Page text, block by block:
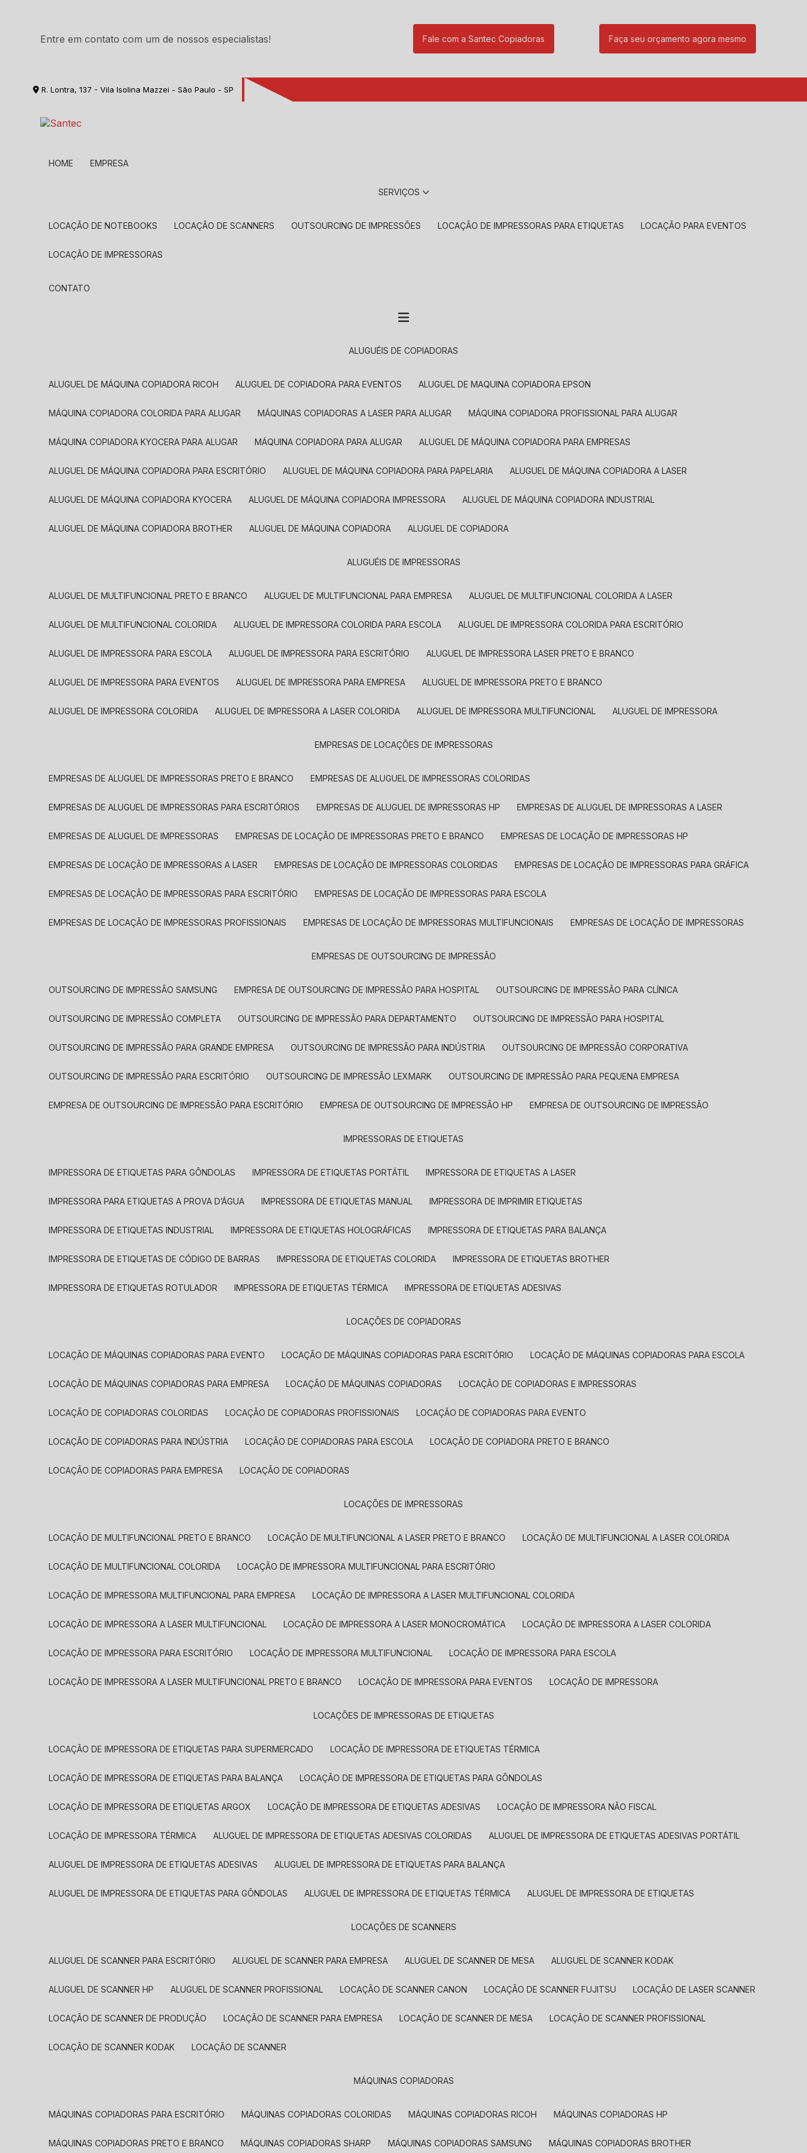
Entre em contato com um de nossos especialistas! Fale com a Santec Copiadoras Faça seu orçamento agora mesmo
R. Lontra, 137 - Vila Isolina Mazzei - São Paulo - SP
HOME EMPRESA
SERVIÇOS
LOCAÇÃO DE NOTEBOOKS LOCAÇÃO DE SCANNERS OUTSOURCING DE IMPRESSÕES LOCAÇÃO DE IMPRESSORAS PARA ETIQUETAS LOCAÇÃO PARA EVENTOS
LOCAÇÃO DE IMPRESSORAS
CONTATO
ALUGUÉIS DE COPIADORAS
ALUGUEL DE MÁQUINA COPIADORA RICOH ALUGUEL DE COPIADORA PARA EVENTOS ALUGUEL DE MAQUINA COPIADORA EPSON
MÁQUINA COPIADORA COLORIDA PARA ALUGAR MÁQUINAS COPIADORAS A LASER PARA ALUGAR MÁQUINA COPIADORA PROFISSIONAL PARA ALUGAR
MÁQUINA COPIADORA KYOCERA PARA ALUGAR MÁQUINA COPIADORA PARA ALUGAR ALUGUEL DE MÁQUINA COPIADORA PARA EMPRESAS
ALUGUEL DE MÁQUINA COPIADORA PARA ESCRITÓRIO ALUGUEL DE MÁQUINA COPIADORA PARA PAPELARIA ALUGUEL DE MÁQUINA COPIADORA A LASER
ALUGUEL DE MÁQUINA COPIADORA KYOCERA ALUGUEL DE MÁQUINA COPIADORA IMPRESSORA ALUGUEL DE MÁQUINA COPIADORA INDUSTRIAL
ALUGUEL DE MÁQUINA COPIADORA BROTHER ALUGUEL DE MÁQUINA COPIADORA ALUGUEL DE COPIADORA
ALUGUÉIS DE IMPRESSORAS
ALUGUEL DE MULTIFUNCIONAL PRETO E BRANCO ALUGUEL DE MULTIFUNCIONAL PARA EMPRESA ALUGUEL DE MULTIFUNCIONAL COLORIDA A LASER
ALUGUEL DE MULTIFUNCIONAL COLORIDA ALUGUEL DE IMPRESSORA COLORIDA PARA ESCOLA ALUGUEL DE IMPRESSORA COLORIDA PARA ESCRITÓRIO
ALUGUEL DE IMPRESSORA PARA ESCOLA ALUGUEL DE IMPRESSORA PARA ESCRITÓRIO ALUGUEL DE IMPRESSORA LASER PRETO E BRANCO
ALUGUEL DE IMPRESSORA PARA EVENTOS ALUGUEL DE IMPRESSORA PARA EMPRESA ALUGUEL DE IMPRESSORA PRETO E BRANCO
ALUGUEL DE IMPRESSORA COLORIDA ALUGUEL DE IMPRESSORA A LASER COLORIDA ALUGUEL DE IMPRESSORA MULTIFUNCIONAL ALUGUEL DE IMPRESSORA
EMPRESAS DE LOCAÇÕES DE IMPRESSORAS
EMPRESAS DE ALUGUEL DE IMPRESSORAS PRETO E BRANCO EMPRESAS DE ALUGUEL DE IMPRESSORAS COLORIDAS
EMPRESAS DE ALUGUEL DE IMPRESSORAS PARA ESCRITÓRIOS EMPRESAS DE ALUGUEL DE IMPRESSORAS HP EMPRESAS DE ALUGUEL DE IMPRESSORAS A LASER
EMPRESAS DE ALUGUEL DE IMPRESSORAS EMPRESAS DE LOCAÇÃO DE IMPRESSORAS PRETO E BRANCO EMPRESAS DE LOCAÇÃO DE IMPRESSORAS HP
EMPRESAS DE LOCAÇÃO DE IMPRESSORAS A LASER EMPRESAS DE LOCAÇÃO DE IMPRESSORAS COLORIDAS EMPRESAS DE LOCAÇÃO DE IMPRESSORAS PARA GRÁFICA
EMPRESAS DE LOCAÇÃO DE IMPRESSORAS PARA ESCRITÓRIO EMPRESAS DE LOCAÇÃO DE IMPRESSORAS PARA ESCOLA
EMPRESAS DE LOCAÇÃO DE IMPRESSORAS PROFISSIONAIS EMPRESAS DE LOCAÇÃO DE IMPRESSORAS MULTIFUNCIONAIS EMPRESAS DE LOCAÇÃO DE IMPRESSORAS
EMPRESAS DE OUTSOURCING DE IMPRESSÃO
OUTSOURCING DE IMPRESSÃO SAMSUNG EMPRESA DE OUTSOURCING DE IMPRESSÃO PARA HOSPITAL OUTSOURCING DE IMPRESSÃO PARA CLÍNICA
OUTSOURCING DE IMPRESSÃO COMPLETA OUTSOURCING DE IMPRESSÃO PARA DEPARTAMENTO OUTSOURCING DE IMPRESSÃO PARA HOSPITAL
OUTSOURCING DE IMPRESSÃO PARA GRANDE EMPRESA OUTSOURCING DE IMPRESSÃO PARA INDÚSTRIA OUTSOURCING DE IMPRESSÃO CORPORATIVA
OUTSOURCING DE IMPRESSÃO PARA ESCRITÓRIO OUTSOURCING DE IMPRESSÃO LEXMARK OUTSOURCING DE IMPRESSÃO PARA PEQUENA EMPRESA
EMPRESA DE OUTSOURCING DE IMPRESSÃO PARA ESCRITÓRIO EMPRESA DE OUTSOURCING DE IMPRESSÃO HP EMPRESA DE OUTSOURCING DE IMPRESSÃO
IMPRESSORAS DE ETIQUETAS
IMPRESSORA DE ETIQUETAS PARA GÔNDOLAS IMPRESSORA DE ETIQUETAS PORTÁTIL IMPRESSORA DE ETIQUETAS A LASER
IMPRESSORA PARA ETIQUETAS A PROVA D’ÁGUA IMPRESSORA DE ETIQUETAS MANUAL IMPRESSORA DE IMPRIMIR ETIQUETAS
IMPRESSORA DE ETIQUETAS INDUSTRIAL IMPRESSORA DE ETIQUETAS HOLOGRÁFICAS IMPRESSORA DE ETIQUETAS PARA BALANÇA
IMPRESSORA DE ETIQUETAS DE CÓDIGO DE BARRAS IMPRESSORA DE ETIQUETAS COLORIDA IMPRESSORA DE ETIQUETAS BROTHER
IMPRESSORA DE ETIQUETAS ROTULADOR IMPRESSORA DE ETIQUETAS TÉRMICA IMPRESSORA DE ETIQUETAS ADESIVAS
LOCAÇÕES DE COPIADORAS
LOCAÇÃO DE MÁQUINAS COPIADORAS PARA EVENTO LOCAÇÃO DE MÁQUINAS COPIADORAS PARA ESCRITÓRIO LOCAÇÃO DE MÁQUINAS COPIADORAS PARA ESCOLA
LOCAÇÃO DE MÁQUINAS COPIADORAS PARA EMPRESA LOCAÇÃO DE MÁQUINAS COPIADORAS LOCAÇÃO DE COPIADORAS E IMPRESSORAS
LOCAÇÃO DE COPIADORAS COLORIDAS LOCAÇÃO DE COPIADORAS PROFISSIONAIS LOCAÇÃO DE COPIADORAS PARA EVENTO
LOCAÇÃO DE COPIADORAS PARA INDÚSTRIA LOCAÇÃO DE COPIADORAS PARA ESCOLA LOCAÇÃO DE COPIADORA PRETO E BRANCO
LOCAÇÃO DE COPIADORAS PARA EMPRESA LOCAÇÃO DE COPIADORAS
LOCAÇÕES DE IMPRESSORAS
LOCAÇÃO DE MULTIFUNCIONAL PRETO E BRANCO LOCAÇÃO DE MULTIFUNCIONAL A LASER PRETO E BRANCO LOCAÇÃO DE MULTIFUNCIONAL A LASER COLORIDA
LOCAÇÃO DE MULTIFUNCIONAL COLORIDA LOCAÇÃO DE IMPRESSORA MULTIFUNCIONAL PARA ESCRITÓRIO
LOCAÇÃO DE IMPRESSORA MULTIFUNCIONAL PARA EMPRESA LOCAÇÃO DE IMPRESSORA A LASER MULTIFUNCIONAL COLORIDA
LOCAÇÃO DE IMPRESSORA A LASER MULTIFUNCIONAL LOCAÇÃO DE IMPRESSORA A LASER MONOCROMÁTICA LOCAÇÃO DE IMPRESSORA A LASER COLORIDA
LOCAÇÃO DE IMPRESSORA PARA ESCRITÓRIO LOCAÇÃO DE IMPRESSORA MULTIFUNCIONAL LOCAÇÃO DE IMPRESSORA PARA ESCOLA
LOCAÇÃO DE IMPRESSORA A LASER MULTIFUNCIONAL PRETO E BRANCO LOCAÇÃO DE IMPRESSORA PARA EVENTOS LOCAÇÃO DE IMPRESSORA
LOCAÇÕES DE IMPRESSORAS DE ETIQUETAS
LOCAÇÃO DE IMPRESSORA DE ETIQUETAS PARA SUPERMERCADO LOCAÇÃO DE IMPRESSORA DE ETIQUETAS TÉRMICA
LOCAÇÃO DE IMPRESSORA DE ETIQUETAS PARA BALANÇA LOCAÇÃO DE IMPRESSORA DE ETIQUETAS PARA GÔNDOLAS
LOCAÇÃO DE IMPRESSORA DE ETIQUETAS ARGOX LOCAÇÃO DE IMPRESSORA DE ETIQUETAS ADESIVAS LOCAÇÃO DE IMPRESSORA NÃO FISCAL
LOCAÇÃO DE IMPRESSORA TÉRMICA ALUGUEL DE IMPRESSORA DE ETIQUETAS ADESIVAS COLORIDAS ALUGUEL DE IMPRESSORA DE ETIQUETAS ADESIVAS PORTÁTIL
ALUGUEL DE IMPRESSORA DE ETIQUETAS ADESIVAS ALUGUEL DE IMPRESSORA DE ETIQUETAS PARA BALANÇA
ALUGUEL DE IMPRESSORA DE ETIQUETAS PARA GÔNDOLAS ALUGUEL DE IMPRESSORA DE ETIQUETAS TÉRMICA ALUGUEL DE IMPRESSORA DE ETIQUETAS
LOCAÇÕES DE SCANNERS
ALUGUEL DE SCANNER PARA ESCRITÓRIO ALUGUEL DE SCANNER PARA EMPRESA ALUGUEL DE SCANNER DE MESA ALUGUEL DE SCANNER KODAK
ALUGUEL DE SCANNER HP ALUGUEL DE SCANNER PROFISSIONAL LOCAÇÃO DE SCANNER CANON LOCAÇÃO DE SCANNER FUJITSU LOCAÇÃO DE LASER SCANNER
LOCAÇÃO DE SCANNER DE PRODUÇÃO LOCAÇÃO DE SCANNER PARA EMPRESA LOCAÇÃO DE SCANNER DE MESA LOCAÇÃO DE SCANNER PROFISSIONAL
LOCAÇÃO DE SCANNER KODAK LOCAÇÃO DE SCANNER
MÁQUINAS COPIADORAS
MÁQUINAS COPIADORAS PARA ESCRITÓRIO MÁQUINAS COPIADORAS COLORIDAS MÁQUINAS COPIADORAS RICOH MÁQUINAS COPIADORAS HP
MÁQUINAS COPIADORAS PRETO E BRANCO MÁQUINAS COPIADORAS SHARP MÁQUINAS COPIADORAS SAMSUNG MÁQUINAS COPIADORAS BROTHER